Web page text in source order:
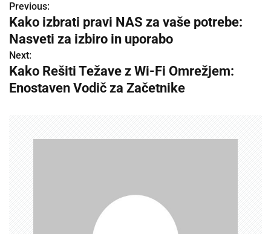
P
o
s
t
Previous:
Kako izbrati pravi NAS za vaše potrebe:
Nasveti za izbiro in uporabo
Next:
Kako Rešiti Težave z Wi-Fi Omrežjem:
Enostaven Vodič za Začetnike